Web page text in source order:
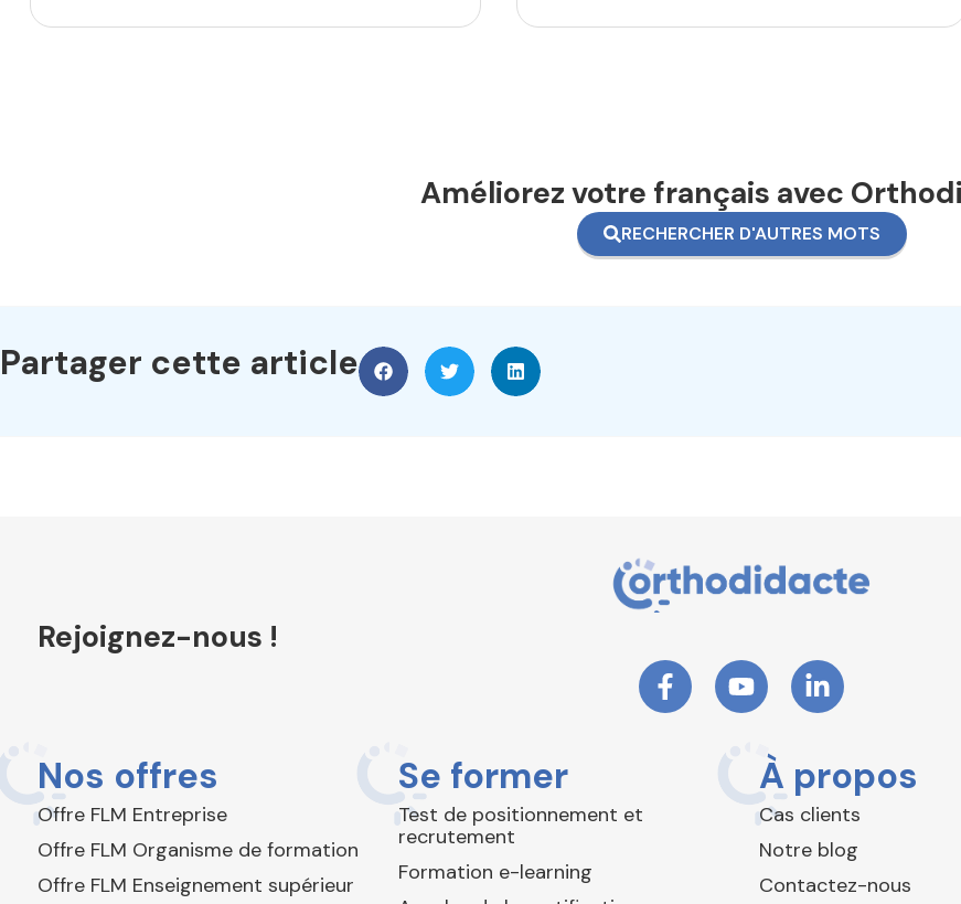
Améliorez votre français avec
RECHERCHER D'AUTRES MOTS
Partager cette article
Rejoignez-nous !
Nos offres
Offre FLM Entreprise
Offre FLM Organisme de formation
Offre FLM Enseignement supérieur
Se former
Test de positionnement et
recrutement
Formation e-learning
À propos
Cas clients
Notre blog
Contactez-nous